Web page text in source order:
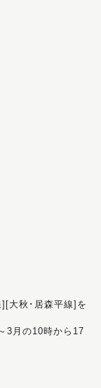
大秋･居森平線]を
3月の10時から17